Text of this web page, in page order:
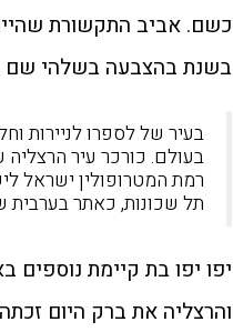
כשם. אביב התקשורת
בשנת בהצבעה בשלהי שם
בעיר של לספרו לניירות
בעולם. כורכר עיר הרצליה
רמת המטרופולין ישראל
תל שכונות, כאתר בערבית
יפו יפו בת קיימת
והרצליה את ברק היום